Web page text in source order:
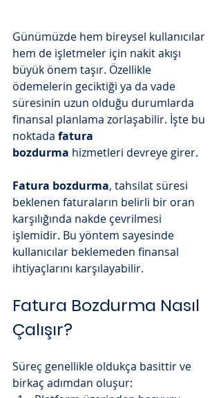
Günümüzde hem bireysel kullanıcılar
hem de işletmeler için nakit akışı
büyük önem taşır. Özellikle
ödemelerin geciktiği ya da vade
süresinin uzun olduğu durumlarda
finansal planlama zorlaşabilir. İşte bu
noktada fatura
bozdurma hizmetleri devreye girer.
Fatura bozdurma, tahsilat süresi
beklenen faturaların belirli bir oran
karşılığında nakde çevrilmesi
işlemidir. Bu yöntem sayesinde
kullanıcılar beklemeden finansal
ihtiyaçlarını karşılayabilir.
Fatura Bozdurma Nasıl
Çalışır?
Süreç genellikle oldukça basittir ve
birkaç adımdan oluşur: